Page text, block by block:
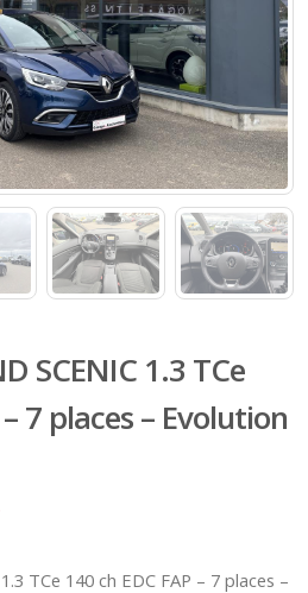
SCENIC 1.3 TCe
7 places – Evolution
TCe 140 ch EDC FAP – 7 places –